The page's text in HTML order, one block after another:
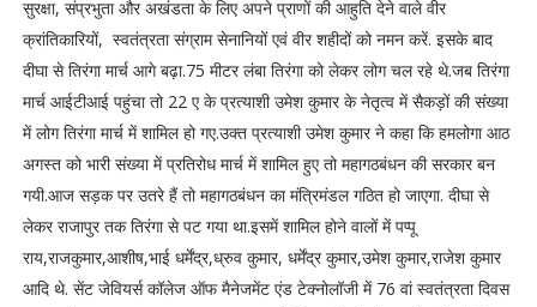
सुरक्षा, संप्रभुता और अखंडता के लिए अपने प्राणों की आहुति देने वाले वीर
क्रांतिकारियों, स्वतंत्रता संग्राम सेनानियों एवं वीर शहीदों को नमन करें. इसके बाद
दीघा से तिरंगा मार्च आगे बढ़ा.75 मीटर लंबा तिरंगा को लेकर लोग चल रहे थे.जब तिरंगा
मार्च आईटीआई पहुंचा तो 22 ए के प्रत्याशी उमेश कुमार के नेतृत्व में सैकड़ों की संख्या
में लोग तिरंगा मार्च में शामिल हो गए.उक्त प्रत्याशी उमेश कुमार ने कहा कि हमलोगा आठ
अगस्त को भारी संख्या में प्रतिरोध मार्च में शामिल हुए तो महागठबंधन की सरकार बन
गयी.आज सड़क पर उतरे हैं तो महागठबंधन का मंत्रिमंडल गठित हो जाएगा. दीघा से
लेकर राजापुर तक तिरंगा से पट गया था.इसमें शामिल होने वालों में पप्पू
राय,राजकुमार,आशीष,भाई धर्मेंद्र,ध्रुव कुमार, धर्मेंद्र कुमार,उमेश कुमार,राजेश कुमार
आदि थे. सेंट जेवियर्स कॉलेज ऑफ मैनेजमेंट एंड टेक्नोलॉजी में 76 वां स्वतंत्रता दिवस